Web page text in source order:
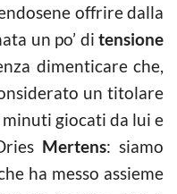
offrire dalla
un po’ di tensione
dimenticare che,
un titolare
giocati da lui e
Mertens: siamo
ha messo assieme